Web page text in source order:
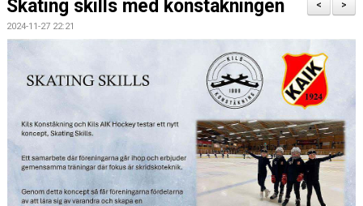
SPONSOR
>
<
Skating skills med konståkningen
2024-11-27 22:21